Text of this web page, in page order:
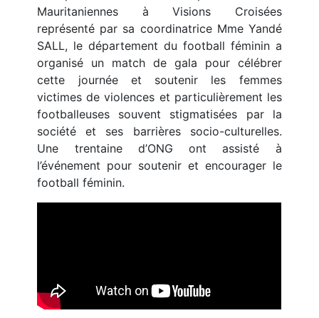
Mauritaniennes à Visions Croisées
représenté par sa coordinatrice Mme Yandé
SALL, le département du football féminin a
organisé un match de gala pour célébrer
cette journée et soutenir les femmes
victimes de violences et particulièrement les
footballeuses souvent stigmatisées par la
société et ses barrières socio-culturelles.
Une trentaine d’ONG ont assisté à
l’événement pour soutenir et encourager le
football féminin.